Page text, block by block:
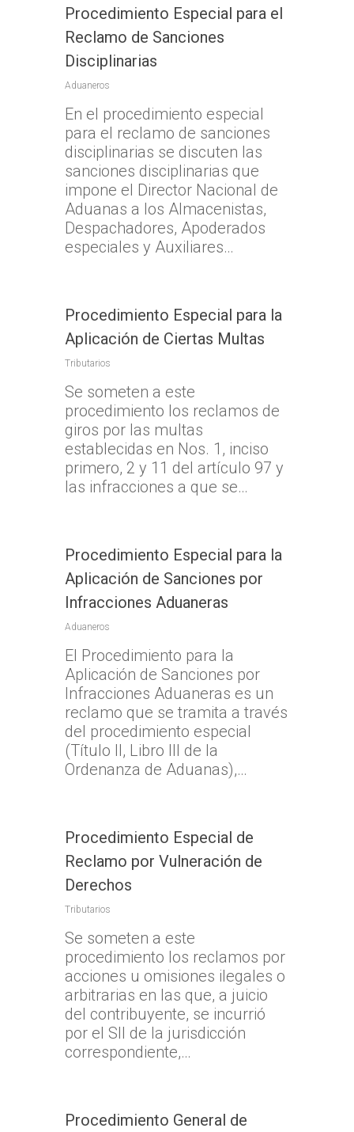
Procedimiento Especial para el
Reclamo de Sanciones
Disciplinarias
Aduaneros
En el procedimiento especial
para el reclamo de sanciones
disciplinarias se discuten las
sanciones disciplinarias que
impone el Director Nacional de
Aduanas a los Almacenistas,
Despachadores, Apoderados
especiales y Auxiliares…
Procedimiento Especial para la
Aplicación de Ciertas Multas
Tributarios
Se someten a este
procedimiento los reclamos de
giros por las multas
establecidas en Nos. 1, inciso
primero, 2 y 11 del artículo 97 y
las infracciones a que se…
Procedimiento Especial para la
Aplicación de Sanciones por
Infracciones Aduaneras
Aduaneros
El Procedimiento para la
Aplicación de Sanciones por
Infracciones Aduaneras es un
reclamo que se tramita a través
del procedimiento especial
(Título II, Libro III de la
Ordenanza de Aduanas),…
Procedimiento Especial de
Reclamo por Vulneración de
Derechos
Tributarios
Se someten a este
procedimiento los reclamos por
acciones u omisiones ilegales o
arbitrarias en las que, a juicio
del contribuyente, se incurrió
por el SII de la jurisdicción
correspondiente,…
Procedimiento General de